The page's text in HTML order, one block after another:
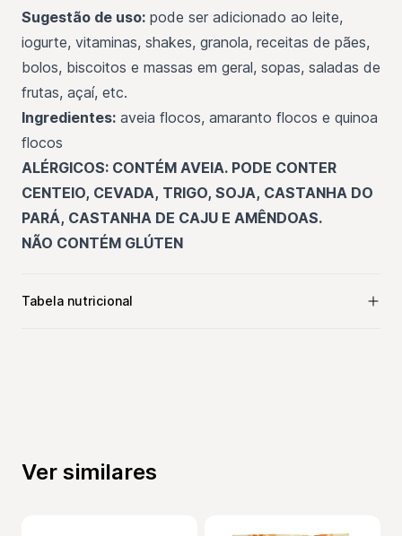
Sugestão de uso: pode ser adicionado ao leite,
iogurte, vitaminas, shakes, granola, receitas de pães,
bolos, biscoitos e massas em geral, sopas, saladas de
frutas, açaí, etc.
Ingredientes: aveia flocos, amaranto flocos e quinoa
flocos
ALÉRGICOS: CONTÉM AVEIA. PODE CONTER
CENTEIO, CEVADA, TRIGO, SOJA, CASTANHA DO
PARÁ, CASTANHA DE CAJU E AMÊNDOAS.
NÃO CONTÉM GLÚTEN
Tabela nutricional
Ver similares